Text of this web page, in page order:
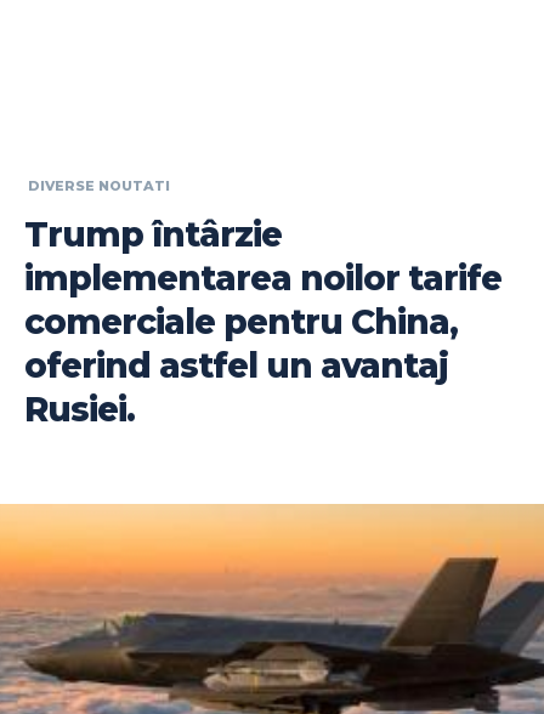
DIVERSE NOUTATI
Trump întârzie
implementarea noilor tarife
comerciale pentru China,
oferind astfel un avantaj
Rusiei.